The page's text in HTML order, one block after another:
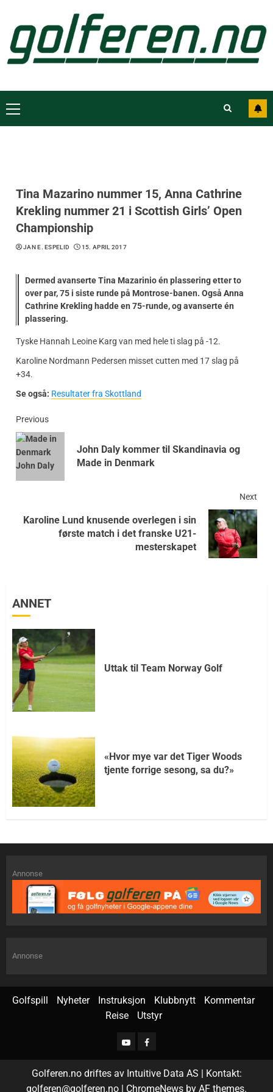
Tina Mazarino nummer 15, Anna Cathrine
Krekling nummer 21 i Scottish Girls’ Open
Championship
JAN E. ESPELID 15. APRIL 2017
Dermed avanserte Tina Mazarinio én plassering etter to
over par, 75 i siste runde på Montrose-banen. Også Anna
Cathrine Krekling hadde en 75-runde, og avanserte én
plassering.
Tyske Hannah Leoine Karg van med hele ti slag på -12.
Karoline Nordmann Pedersen misset cutten med 17 slag på
+34.
Se også: Resultater fra Skottland
Previous
John Daly kommer til Skandinavia og
Made in Denmark
Next
Karoline Lund knusende overlegen i sin
første match i det franske U21-
mesterskapet
ANNET
Uttak til Team Norway Golf
«Hvor mye var det Tiger Woods
tjente forrige sesong, sa du?»
Annonse
Annonse
Golfspill Nyheter Instruksjon Klubbnytt
Kommentar
Reise
Utstyr
Golferen.no driftes av Intuitive Data AS | Kontakt:
golferen@golferen.no
ChromeNews by AF themes.